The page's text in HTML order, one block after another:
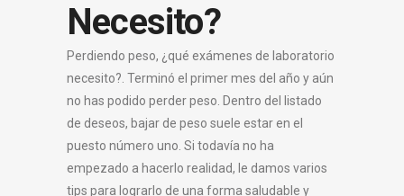
Necesito?
Perdiendo peso, ¿qué exámenes de laboratorio
necesito?. Terminó el primer mes del año y aún
no has podido perder peso. Dentro del listado
de deseos, bajar de peso suele estar en el
puesto número uno. Si todavía no ha
empezado a hacerlo realidad, le damos varios
tips para lograrlo de una forma saludable y